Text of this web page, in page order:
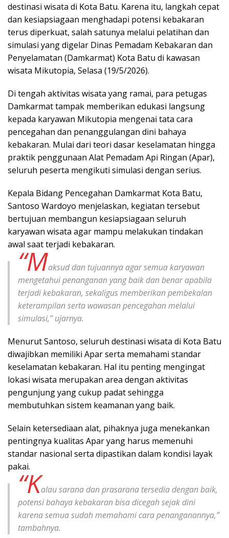
destinasi wisata di Kota Batu. Karena itu, langkah cepat
dan kesiapsiagaan menghadapi potensi kebakaran
terus diperkuat, salah satunya melalui pelatihan dan
simulasi yang digelar Dinas Pemadam Kebakaran dan
Penyelamatan (Damkarmat) Kota Batu di kawasan
wisata Mikutopia, Selasa (19/5/2026).
Di tengah aktivitas wisata yang ramai, para petugas
Damkarmat tampak memberikan edukasi langsung
kepada karyawan Mikutopia mengenai tata cara
pencegahan dan penanggulangan dini bahaya
kebakaran. Mulai dari teori dasar keselamatan hingga
praktik penggunaan Alat Pemadam Api Ringan (Apar),
seluruh peserta mengikuti simulasi dengan serius.
Kepala Bidang Pencegahan Damkarmat Kota Batu,
Santoso Wardoyo menjelaskan, kegiatan tersebut
bertujuan membangun kesiapsiagaan seluruh
karyawan wisata agar mampu melakukan tindakan
awal saat terjadi kebakaran.
“Maksud dan tujuannya agar semua karyawan
mengetahui penanganan yang baik dan benar apabila
terjadi kebakaran, sekaligus memberikan pembekalan
keterampilan serta wawasan pencegahan melalui
simulasi,” ujarnya.
Menurut Santoso, seluruh destinasi wisata di Kota Batu
diwajibkan memiliki Apar serta memahami standar
keselamatan kebakaran. Hal itu penting mengingat
lokasi wisata merupakan area dengan aktivitas
pengunjung yang cukup padat sehingga
membutuhkan sistem keamanan yang baik.
Selain ketersediaan alat, pihaknya juga menekankan
pentingnya kualitas Apar yang harus memenuhi
standar nasional serta dipastikan dalam kondisi layak
pakai.“Kalau sarana dan prasarana tersedia dengan baik,
potensi bahaya kebakaran bisa dicegah sejak dini
karena semua sudah memahami cara penanganannya,”
tambahnya.